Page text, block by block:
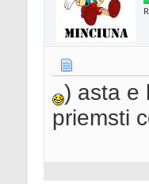
) asta e
priemsti